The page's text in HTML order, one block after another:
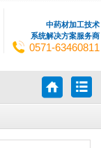
中药材加工技术
系统解决方案服务商
0571-63460811